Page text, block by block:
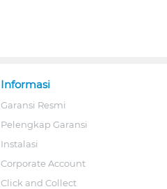
Informasi
Garansi Resmi
Pelengkap Garansi
Instalasi
Corporate Account
Click and Collect